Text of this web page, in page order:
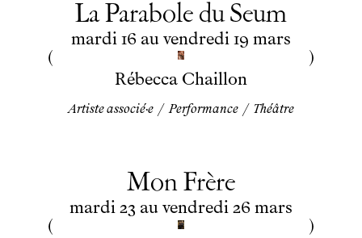
La Parabole du Seum
du
mardi
mardi 16 au au
vendredi
vendredi 19 mars
mars
Rébecca Chaillon
Artiste associé·e / Performance / Théâtre
Mon Frère
du
mardi
mardi 23 au au
vendredi
vendredi 26 mars
mars